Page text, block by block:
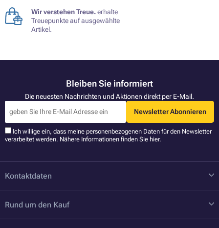
Wir verstehen Treue.erhalte
Treuepunkte auf ausgewählte
Artikel.
Bleiben Sie informiert
Die neuesten Nachrichten und Aktionen direkt per E-Mail.
Newsletter Abonnieren
Ich willige ein, dass meine personenbezogenen Daten für den Newsletter
verarbeitet werden. Nähere Informationen finden Sie hier.
Kontaktdaten
Rund um den Kauf